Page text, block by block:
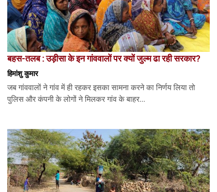
बहस-तलब : उड़ीसा के इन गांववालों पर क्यों जुल्म ढा रही सरकार?
हिमांशु कुमार
जब गांववालों ने गांव में ही रहकर इसका सामना करने का निर्णय लिया तो
पुलिस और कंपनी के लोगों ने मिलकर गांव के बाहर...